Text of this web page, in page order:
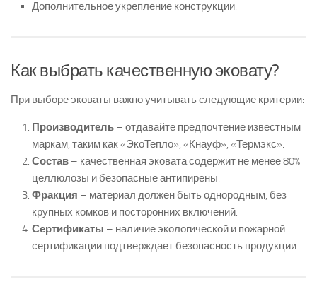
Дополнительное укрепление конструкции.
Как выбрать качественную эковату?
При выборе эковаты важно учитывать следующие критерии:
Производитель – отдавайте предпочтение известным
маркам, таким как «ЭкоТепло», «Кнауф», «Термэкс».
Состав – качественная эковата содержит не менее 80%
целлюлозы и безопасные антипирены.
Фракция – материал должен быть однородным, без
крупных комков и посторонних включений.
Сертификаты – наличие экологической и пожарной
сертификации подтверждает безопасность продукции.